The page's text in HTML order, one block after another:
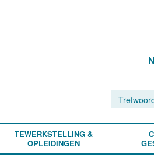
TEWERKSTELLING &
OPLEIDINGEN